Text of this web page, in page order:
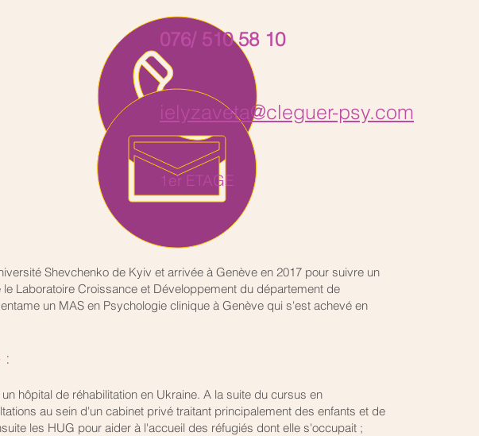
076/ 510 58 10
ielyzaveta@cleguer-psy.com
1er ETAGE
Shevchenko de Kyiv et arrivée à Genève en 2017 pour suivre un
Laboratoire Croissance et Développement du département de
un MAS en Psychologie clinique à Genève qui s'est achevé en
:
hôpital de réhabilitation en Ukraine. A la suite du cursus en
au sein d'un cabinet privé traitant principalement des enfants et de
les HUG pour aider à l'accueil des réfugiés dont elle s'occupait ;